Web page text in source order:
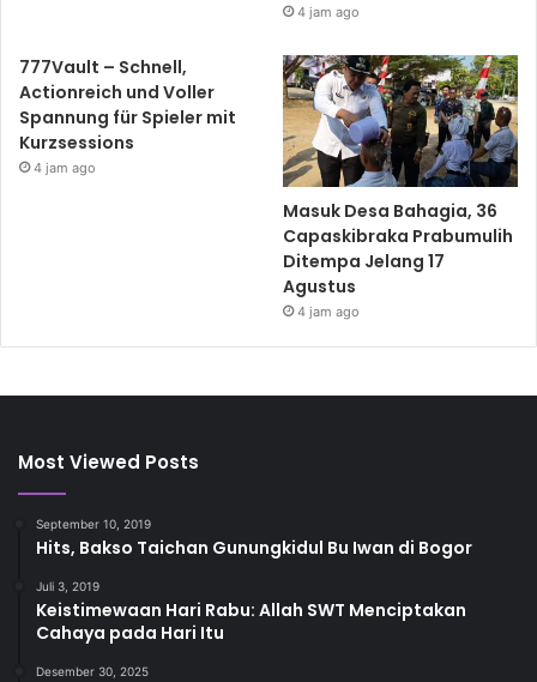
4 jam ago
777Vault – Schnell,
Actionreich und Voller
Spannung für Spieler mit
Kurzsessions
4 jam ago
Masuk Desa Bahagia, 36
Capaskibraka Prabumulih
Ditempa Jelang 17
Agustus
4 jam ago
Most Viewed Posts
September 10, 2019
Hits, Bakso Taichan Gunungkidul Bu Iwan di Bogor
Juli 3, 2019
Keistimewaan Hari Rabu: Allah SWT Menciptakan
Cahaya pada Hari Itu
Desember 30, 2025